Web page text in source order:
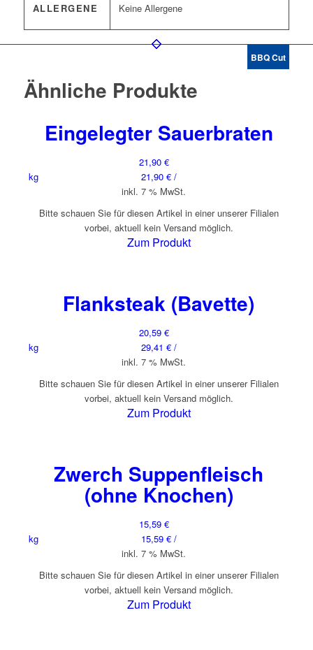
ALLERGENE Keine Allergene
Ähnliche Produkte
Eingelegter Sauerbraten
21,90 €
21,90 €/
kg
inkl. 7 % MwSt.
Bitte schauen Sie für diesen Artikel in einer unserer Filialen
vorbei, aktuell kein Versand möglich.
Zum Produkt
BBQ Cut
Flanksteak (Bavette)
20,59 €
29,41 €/
kg
inkl. 7 % MwSt.
Bitte schauen Sie für diesen Artikel in einer unserer Filialen
vorbei, aktuell kein Versand möglich.
Zum Produkt
Zwerch Suppenfleisch
(ohne Knochen)
15,59 €
15,59 €/
kg
inkl. 7 % MwSt.
Bitte schauen Sie für diesen Artikel in einer unserer Filialen
vorbei, aktuell kein Versand möglich.
Zum Produkt